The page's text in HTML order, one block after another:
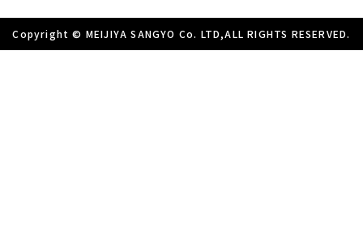
Copyright © MEIJIYA SANGYO Co. LTD,ALL RIGHTS RESERVED.